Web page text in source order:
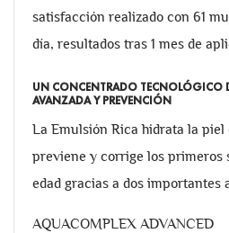
satisfacción realizado con 61
día, resultados tras 1 mes de
UN CONCENTRADO TECNOLÓGICO
AVANZADA Y PREVENCIÓN
La Emulsión Rica hidrata la piel
previene y corrige los primeros
edad gracias a dos importantes
AQUACOMPLEX ADVANCED